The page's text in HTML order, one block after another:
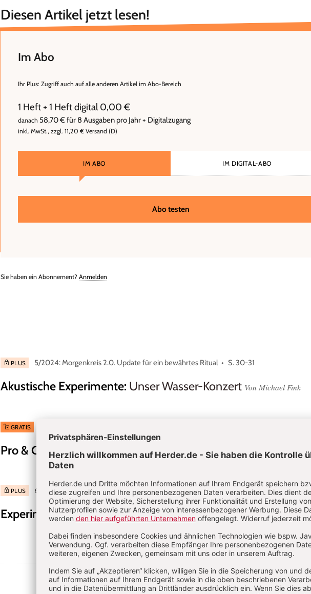
Diesen Artikel jetzt lesen!
Im Abo
Ihr Plus: Zugriff auch auf alle anderen Artikel im Abo-Bereich
1 Heft + 1 Heft digital 0,00 €
danach 58,70 € für 8 Ausgaben pro Jahr + Digitalzugang
inkl. MwSt., zzgl. 11,20 € Versand (D)
IM ABO IM DIGITAL-ABO
Abo testen
Sie haben ein Abonnement? Anmelden
PLUS 5/2024: Morgenkreis 2.0. Update für ein bewährtes Ritual S. 30-31
Akustische Experimente: Unser Wasser-Konzert Von Michael Fink
GRATIS
Pro & Contra:Echte Kerzen in der Kita? Von Ramona Noll, Ljerka Knesevic
PLUS 6/2020: Montessori-Jubiläum. Auf den Anfang kommt es an S. 26-27
Experimente mit Luft:Fähnchen im Wind Von Petra Ahrens, Monika